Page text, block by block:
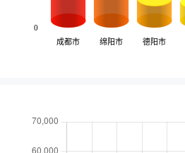
成都市 绵阳市 德阳市
0